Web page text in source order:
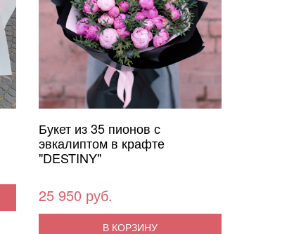
Букет из 35 пионов с
эвкалиптом в крафте
"DESTINY"
25 950 руб.
В КОРЗИНУ